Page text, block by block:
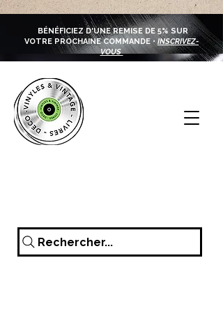
BÉNÉFICIEZ D'UNE REMISE DE 5% SUR
VOTRE PROCHAINE COMMANDE • INSCRIVEZ-
VOUS
Rechercher...